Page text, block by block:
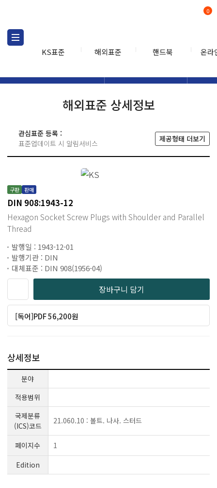
KS표준 해외표준 핸드북 온라
0
해외표준 상세정보
관심표준 등록 :
표준업데이트 시 알림서비스
제공형태 더보기
구판 판매
DIN 908:1943-12
Hexagon Socket Screw Plugs with Shoulder and Parallel
Thread
발행일 : 1943-12-01
발행기관 : DIN
대체표준 : DIN 908(1956-04)
장바구니 담기
[독어]PDF 56,200원
상세정보
분야
적용범위
국제분류
(ICS)코드
21.060.10 : 볼트. 나사. 스터드
페이지수
1
Edition